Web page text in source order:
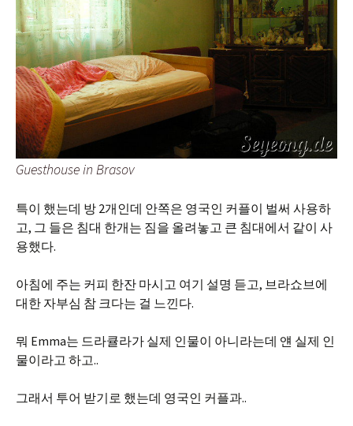
Guesthouse in Brasov
특이 했는데 방 2개인데 안쪽은 영국인 커플이 벌써 사용하
고, 그 들은 침대 한개는 짐을 올려놓고 큰 침대에서 같이 사
용했다.
아침에 주는 커피 한잔 마시고 여기 설명 듣고, 브라쇼브에
대한 자부심 참 크다는 걸 느낀다.
뭐 Emma는 드라큘라가 실제 인물이 아니라는데 얜 실제 인
물이라고 하고..
그래서 투어 받기로 했는데 영국인 커플과..